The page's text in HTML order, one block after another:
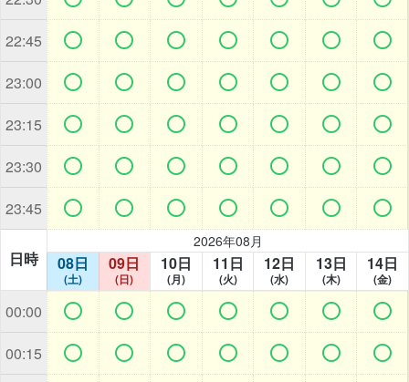
22:45       
23:00       
23:15       
23:30       
23:45       
日時
2026年08月
08日
(土)
09日
(日)
10日
(月)
11日
(火)
12日
(水)
13日
(木)
14日
(金)
00:00       
00:15       